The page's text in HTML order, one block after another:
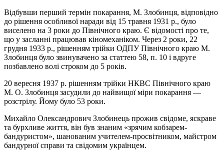
Відбувши перший термін покарання, М. Злобинця, відповідно
до рішення особливої наради від 15 травня 1931 р., було
виселено на 3 роки до Північного краю. Є відомості про те,
що у засланні працював кіномеханіком. Через 2 роки, 22
грудня 1933 р., рішенням трійки ОДПУ Північного краю М.
Злобинця було звинувачено за статтею 58, п. 10 і вдруге
позбавлено волі строком до 5 років.
20 вересня 1937 р. рішенням трійки НКВС Північного краю
М. О. Злобинця засудили до найвищої міри покарання —
розстрілу. Йому було 53 роки.
Михайло Олександрович Злобинець прожив свідоме, яскраве
та бурхливе життя, він був знаним «зрячим кобзарем-
бандуристом», шанованим учителем-просвітником, майстром
бандурної справи та свідомим українцем.